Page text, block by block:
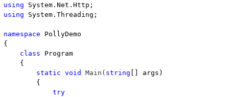
using
using System.Threading;
namespace PollyDemo
{
class Program
    {
static void Main( string [] args)
        {
try